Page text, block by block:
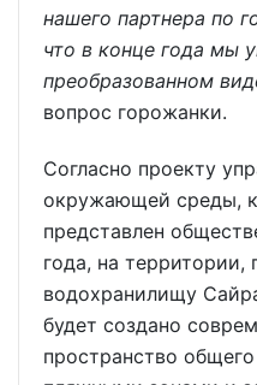
нашего партнера по
что в конце года мы
преобразованном
вопрос горожанки.
Согласно проекту
окружающей среды,
представлен
года, на территории,
водохранилищу
будет создано
пространство